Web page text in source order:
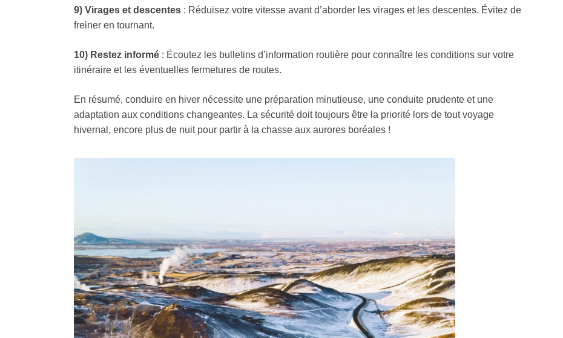
9) Virages et descentes : Réduisez votre vitesse avant d’aborder les virages et les descentes. Évitez de
freiner en tournant.
10) Restez informé : Écoutez les bulletins d’information routière pour connaître les conditions sur votre
itinéraire et les éventuelles fermetures de routes.
En résumé, conduire en hiver nécessite une préparation minutieuse, une conduite prudente et une
adaptation aux conditions changeantes. La sécurité doit toujours être la priorité lors de tout voyage
hivernal, encore plus de nuit pour partir à la chasse aux aurores boréales !